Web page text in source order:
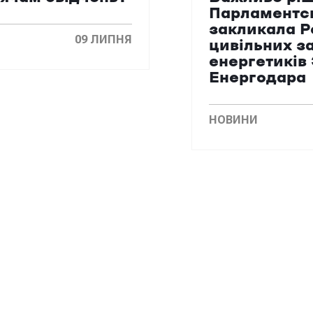
09 ЛИПНЯ
закликала
цивільних
Енергодара
НОВИНИ